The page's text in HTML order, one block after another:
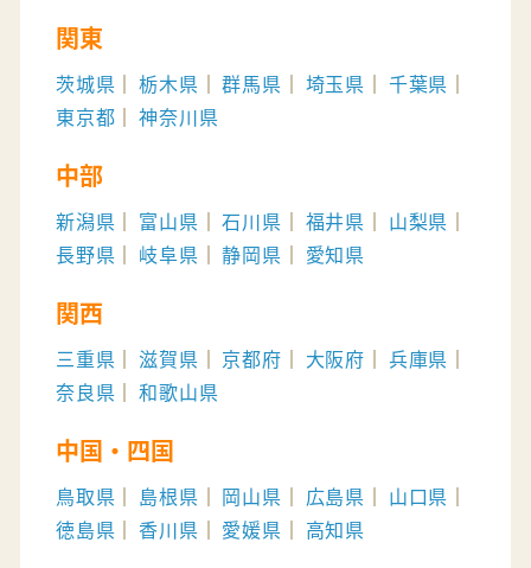
関東
茨城県 栃木県 群馬県 埼玉県
千葉県
東京都
神奈川県
中部
新潟県 富山県 石川県 福井県
山梨県
長野県
岐阜県 静岡県 愛知県
関西
三重県 滋賀県 京都府 大阪府
兵庫県
奈良県
和歌山県
中国・四国
鳥取県 島根県 岡山県 広島県
山口県
徳島県
香川県 愛媛県 高知県